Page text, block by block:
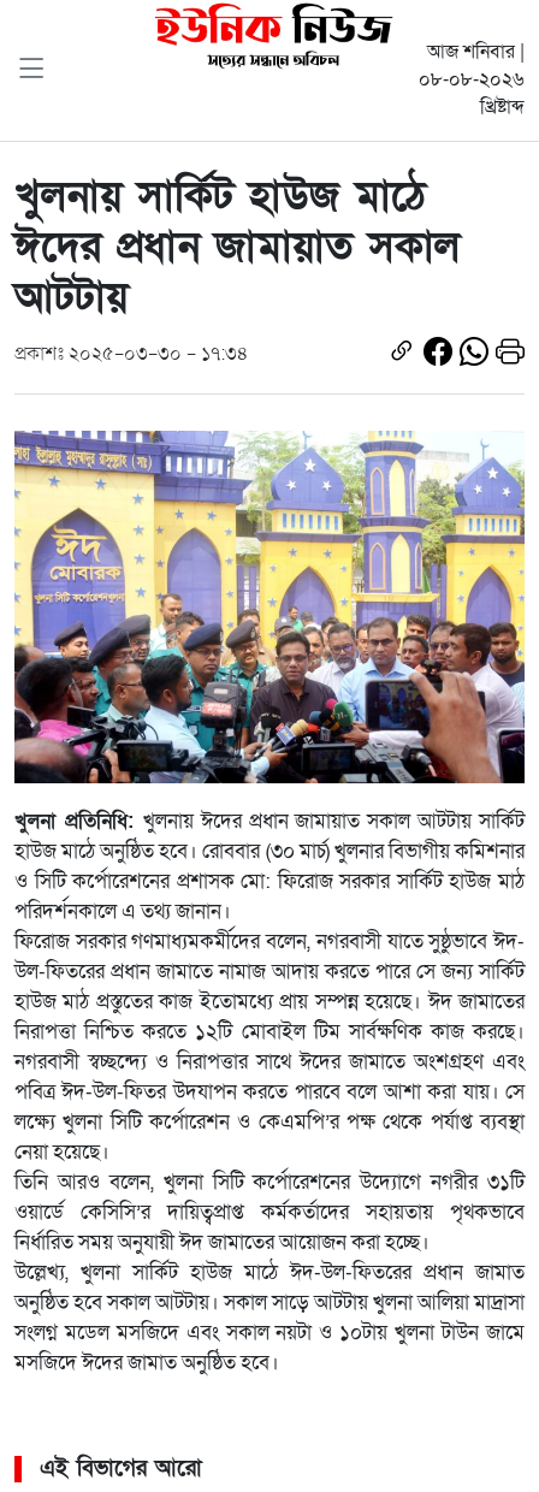
আজ শনিবার |
০৮-০৮-২০২৬
খ্রিষ্টাব্দ
খুলনায় সার্কিট হাউজ মাঠে
ঈদের প্রধান জামায়াত সকাল
আটটায়
প্রকাশঃ ২০২৫-০৩-৩০ - ১৭:৩৪
খুলনা প্রতিনিধি: খুলনায় ঈদের প্রধান জামায়াত সকাল আটটায় সার্কিট
হাউজ মাঠে অনুষ্ঠিত হবে। রোববার (৩০ মার্চ) খুলনার বিভাগীয় কমিশনার
ও সিটি কর্পোরেশনের প্রশাসক মো: ফিরোজ সরকার সার্কিট হাউজ মাঠ
পরিদর্শনকালে এ তথ্য জানান।
ফিরোজ সরকার গণমাধ্যমকর্মীদের বলেন, নগরবাসী যাতে সুষ্ঠুভাবে ঈদ-
উল-ফিতরের প্রধান জামাতে নামাজ আদায় করতে পারে সে জন্য সার্কিট
হাউজ মাঠ প্রস্তুতের কাজ ইতোমধ্যে প্রায় সম্পন্ন হয়েছে। ঈদ জামাতের
নিরাপত্তা নিশ্চিত করতে ১২টি মোবাইল টিম সার্বক্ষণিক কাজ করছে।
নগরবাসী স্বচ্ছন্দ্যে ও নিরাপত্তার সাথে ঈদের জামাতে অংশগ্রহণ এবং
পবিত্র ঈদ-উল-ফিতর উদযাপন করতে পারবে বলে আশা করা যায়। সে
লক্ষ্যে খুলনা সিটি কর্পোরেশন ও কেএমপি’র পক্ষ থেকে পর্যাপ্ত ব্যবস্থা
নেয়া হয়েছে।
তিনি আরও বলেন, খুলনা সিটি কর্পোরেশনের উদ্যোগে নগরীর ৩১টি
ওয়ার্ডে কেসিসি’র দায়িত্বপ্রাপ্ত কর্মকর্তাদের সহায়তায় পৃথকভাবে
নির্ধারিত সময় অনুযায়ী ঈদ জামাতের আয়োজন করা হচ্ছে।
উল্লেখ্য, খুলনা সার্কিট হাউজ মাঠে ঈদ-উল-ফিতরের প্রধান জামাত
অনুষ্ঠিত হবে সকাল আটটায়। সকাল সাড়ে আটটায় খুলনা আলিয়া মাদ্রাসা
সংলগ্ন মডেল মসজিদে এবং সকাল নয়টা ও ১০টায় খুলনা টাউন জামে
মসজিদে ঈদের জামাত অনুষ্ঠিত হবে।
এই বিভাগের আরো